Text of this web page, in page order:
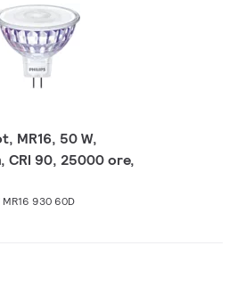
MR16, 50 W,
CRI 90, 25000 ore,
MR16 930 60D